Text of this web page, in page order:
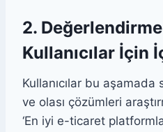
2.
Kullanıcılar İçin
Kullanıcılar bu aşamada
ve olası çözümleri
‘En iyi e-ticaret